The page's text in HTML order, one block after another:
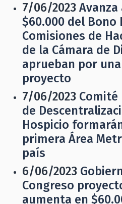
7/06/2023
$60.000 del Bono
Comisiones de
de la Cámara de
aprueban por
proyecto
7/06/2023
de
Hospicio
primera Área
país
6/06/2023
Congreso
aumenta en